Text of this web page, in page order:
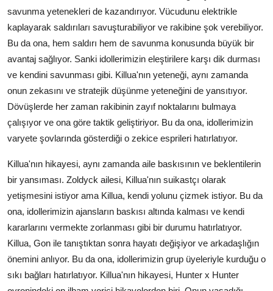
savunma yetenekleri de kazandırıyor. Vücudunu elektrikle
kaplayarak saldırıları savuşturabiliyor ve rakibine şok verebiliyor.
Bu da ona, hem saldırı hem de savunma konusunda büyük bir
avantaj sağlıyor. Sanki idollerimizin eleştirilere karşı dik durması
ve kendini savunması gibi. Killua'nın yeteneği, aynı zamanda
onun zekasını ve stratejik düşünme yeteneğini de yansıtıyor.
Dövüşlerde her zaman rakibinin zayıf noktalarını bulmaya
çalışıyor ve ona göre taktik geliştiriyor. Bu da ona, idollerimizin
varyete şovlarında gösterdiği o zekice esprileri hatırlatıyor.
Killua'nın hikayesi, aynı zamanda aile baskısının ve beklentilerin
bir yansıması. Zoldyck ailesi, Killua'nın suikastçı olarak
yetişmesini istiyor ama Killua, kendi yolunu çizmek istiyor. Bu da
ona, idollerimizin ajansların baskısı altında kalması ve kendi
kararlarını vermekte zorlanması gibi bir durumu hatırlatıyor.
Killua, Gon ile tanıştıktan sonra hayatı değişiyor ve arkadaşlığın
önemini anlıyor. Bu da ona, idollerimizin grup üyeleriyle kurduğu o
sıkı bağları hatırlatıyor. Killua'nın hikayesi, Hunter x Hunter